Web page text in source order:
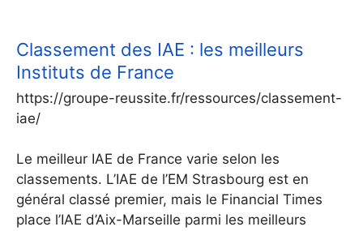
Classement des IAE : les meilleurs
Instituts de France
https://groupe-reussite.fr/ressources/classement-
iae/
Le meilleur IAE de France varie selon les
classements. L’IAE de l’EM Strasbourg est en
général classé premier, mais le Financial Times
place l’IAE d’Aix-Marseille parmi les meilleurs